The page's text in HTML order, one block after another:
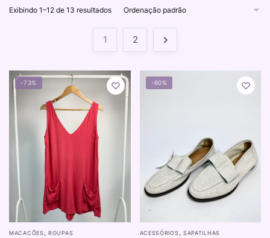
Exibindo 1–12 de 13 resultados
1 2
-73%
MACACÕES,ROUPAS
-60%
ACESSÓRIOS, SAPATILHAS